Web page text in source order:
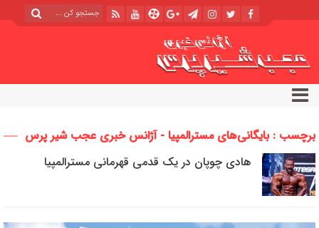
برچسب : بایگانی‌های مسترالمپیا - آژانس خبری عجب شیر پرس
هادی چوپان در یک قدمی قهرمانی مسترالمپیا